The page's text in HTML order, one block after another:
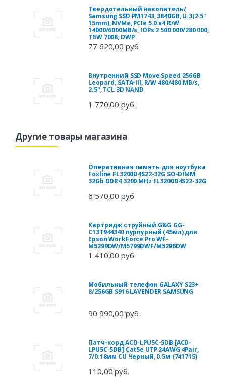
Твердотельный накопитель/
Samsung SSD PM1743, 3840GB, U.3(2.5"
15mm), NVMe, PCIe 5.0 x4 R/W
14000/6000MB/s, IOPs 2 500 000/280 000,
TBW 7008, DWP
77 620,00 руб.
Внутренний SSD Move Speed 256GB
Leopard, SATA-III, R/W 480/480 MB/s,
2.5", TCL 3D NAND
1 770,00 руб.
Другие товары магазина
Оперативная память для ноутбука
Foxline FL3200D4S22-32G SO-DIMM
32Gb DDR4 3200 MHz FL3200D4S22-32G
6 570,00 руб.
Картридж струйный G&G GG-
C13T944340 пурпурный (45мл) для
Epson WorkForce Pro WF-
M5299DW/M5799DWF/M5298DW
1 410,00 руб.
Мобильный телефон GALAXY S23+
8/256GB S916 LAVENDER SAMSUNG
90 990,00 руб.
Патч-корд ACD-LPU5C-5DB [ACD-
LPU5C-5DB] Cat5e UTP 24AWG 4Pair,
7/0.18мм CU Черный, 0.5м (741715)
110,00 руб.